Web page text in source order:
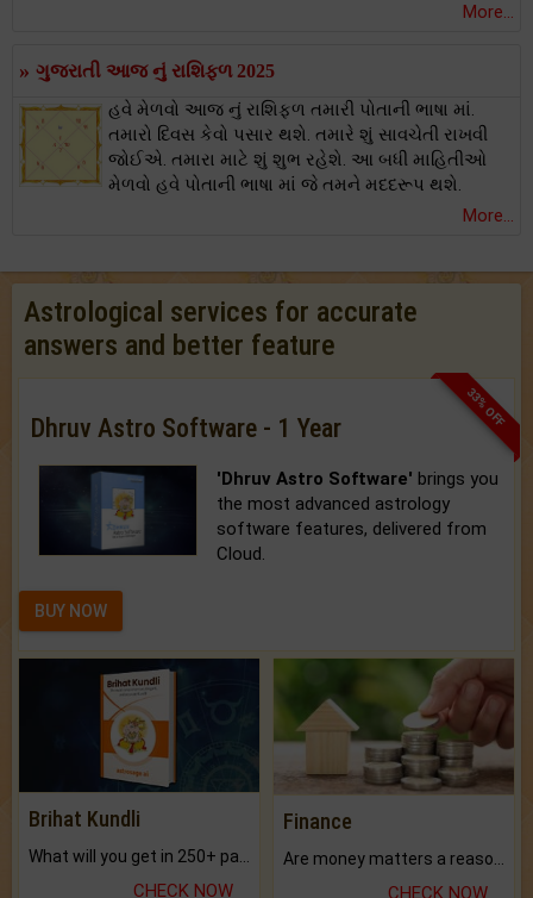
More...
» ગુજરાતી આજ નું રાશિફળ 2025
હવે મેળવો આજ નું રાશિફળ તમારી પોતાની ભાષા માં.
તમારો દિવસ કેવો પસાર થશે. તમારે શું સાવચેતી રાખવી
જોઈએ. તમારા માટે શું શુભ રહેશે. આ બધી માહિતીઓ
મેળવો હવે પોતાની ભાષા માં જે તમને મદદરૂપ થશે.
More...
Astrological services for accurate
answers and better feature
33% OFF
Dhruv Astro Software - 1 Year
'Dhruv Astro Software' brings you
the most advanced astrology
software features, delivered from
Cloud.
BUY NOW
Brihat Kundli
CHECK NOW
Finance
CHECK NOW